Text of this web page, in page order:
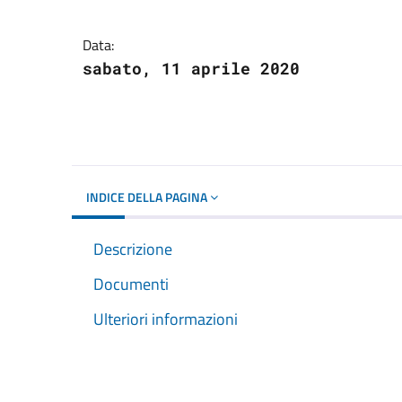
Data:
sabato, 11 aprile 2020
INDICE DELLA PAGINA
Descrizione
Documenti
Ulteriori informazioni